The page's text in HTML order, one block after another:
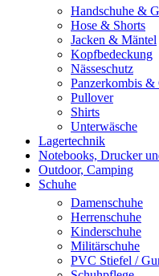
Handschuhe &
Hose & Shorts
Jacken & Mäntel
Kopfbedeckung
Nässeschutz
Panzerkombis &
Pullover
Shirts
Unterwäsche
Lagertechnik
Notebooks, Drucker
Outdoor, Camping
Schuhe
Damenschuhe
Herrenschuhe
Kinderschuhe
Militärschuhe
PVC Stiefel /